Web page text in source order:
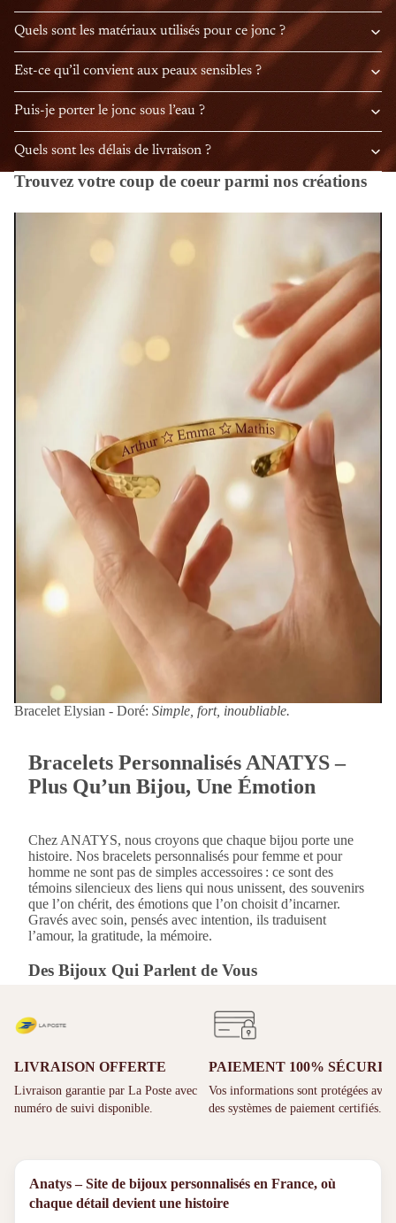
Quels sont les matériaux utilisés pour ce jonc ?
Est-ce qu’il convient aux peaux sensibles ?
Puis-je porter le jonc sous l’eau ?
Quels sont les délais de livraison ?
Trouvez votre coup de coeur parmi nos créations
Bracelet Elysian - Doré: Simple, fort, inoubliable.
Bracelets Personnalisés ANATYS –
Plus Qu’un Bijou, Une Émotion
Chez ANATYS, nous croyons que chaque bijou porte une
histoire. Nos bracelets personnalisés pour femme et pour
homme ne sont pas de simples accessoires : ce sont des
témoins silencieux des liens qui nous unissent, des souvenirs
que l’on chérit, des émotions que l’on choisit d’incarner.
Gravés avec soin, pensés avec intention, ils traduisent
l’amour, la gratitude, la mémoire.
Des Bijoux Qui Parlent de Vous
Offrir ou s’offrir un bracelet ANATYS, c’est bien plus qu’un
geste esthétique. C’est célébrer une relation, une naissance,
nos bracelets est réalisée avec une extrême précision pour
garantir finesse, lisibilité et émotion. Vous pouvez y inscrire
un prénom, une date, une déclaration. Ce détail intime rend
chaque pièce profondément unique.
Tous nos bracelets sont conçus en acier inoxydable 316,
LIVRAISON OFFERTE
Livraison garantie par La Poste avec
numéro de suivi disponible.
PAIEMENT 100%
Vos informations sont protégées avec
des systèmes de paiement certifiés.
Anatys – Site de bijoux personnalisés en France, où
chaque détail devient une histoire